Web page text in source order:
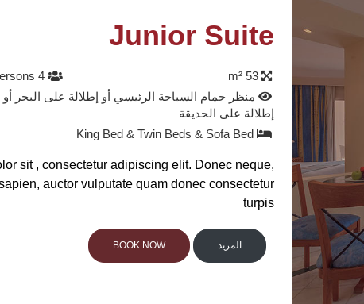
Junior Suite
4 Persons
منظر حمام السباحة الرئيسي أو إطلالة على البحر أو
إطلالة على الحديقة
sit , consectetur adipiscing elit. Donec neque,
auctor vulputate quam donec consectetur
turpis
المزيد BOOK NOW